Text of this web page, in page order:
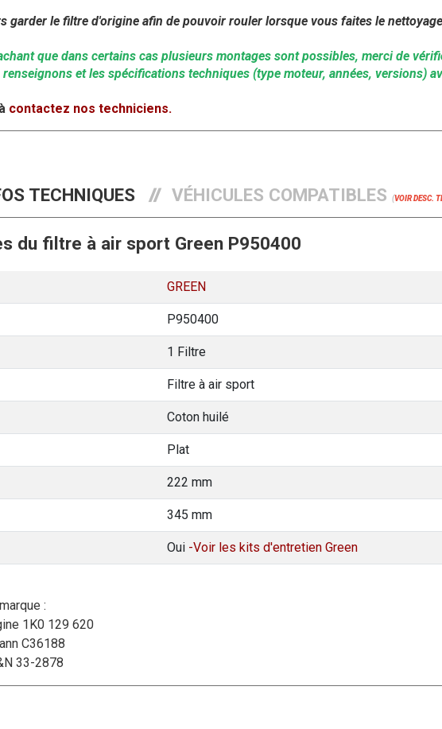
garder le filtre d'origine afin de pouvoir rouler lorsque vous faites le
que dans certains cas plusieurs montages sont possibles, merci de
et les spécifications techniques (type moteur, années, versions)
contactez nos techniciens.
TECHNIQUES VÉHICULES COMPATIBLES (VOIR DESC.
du filtre à air sport Green P950400
GREEN
P950400
1 Filtre
Filtre à air sport
Coton huilé
Plat
222 mm
345 mm
Oui -Voir les kits d'entretien Green
:
1K0 129 620
C36188
33-2878